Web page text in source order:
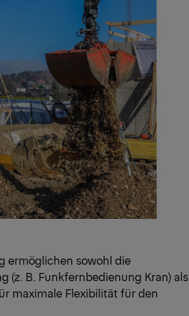
ermöglichen sowohl die
(z. B. Funkfernbedienung Kran) als
maximale Flexibilität für den